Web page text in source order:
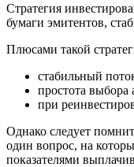
Стратегия
бумаги эмитентов,
Плюсами такой
стабильный
простота выбора
при
Однако следует
один вопрос, на
показателями